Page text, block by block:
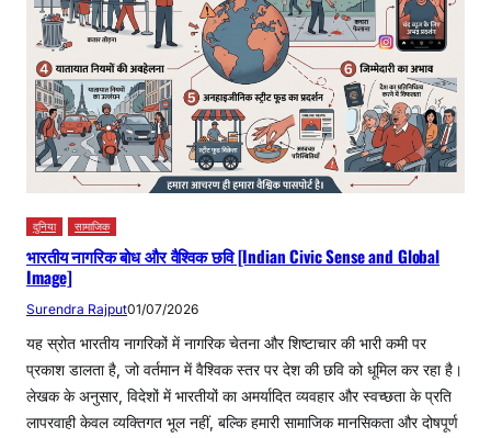
दुनिया सामाजिक
भारतीय नागरिक बोध और वैश्विक छवि [Indian Civic Sense and Global
Image]
Surendra Rajput01/07/2026
यह स्रोत भारतीय नागरिकों में नागरिक चेतना और शिष्टाचार की भारी कमी पर
प्रकाश डालता है, जो वर्तमान में वैश्विक स्तर पर देश की छवि को धूमिल कर रहा है।
लेखक के अनुसार, विदेशों में भारतीयों का अमर्यादित व्यवहार और स्वच्छता के प्रति
लापरवाही केवल व्यक्तिगत भूल नहीं, बल्कि हमारी सामाजिक मानसिकता और दोषपूर्ण